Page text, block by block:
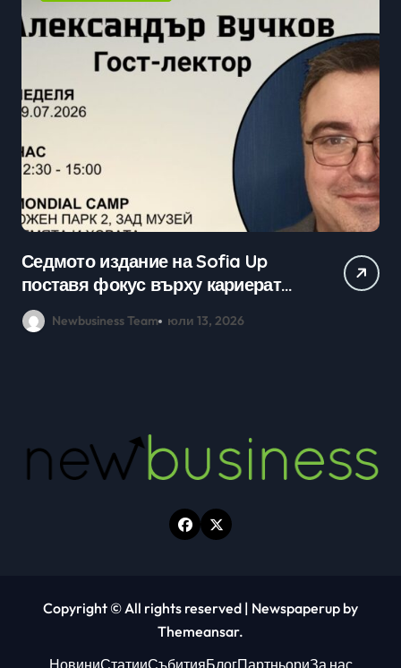
Практически уроци по бизнес и
кариерно развитие събраха
млади хора на SOFIA UP
Newbusiness Team юни 26, 2026
Copyright © All rights reserved | Newspaperup by
Themeansar.